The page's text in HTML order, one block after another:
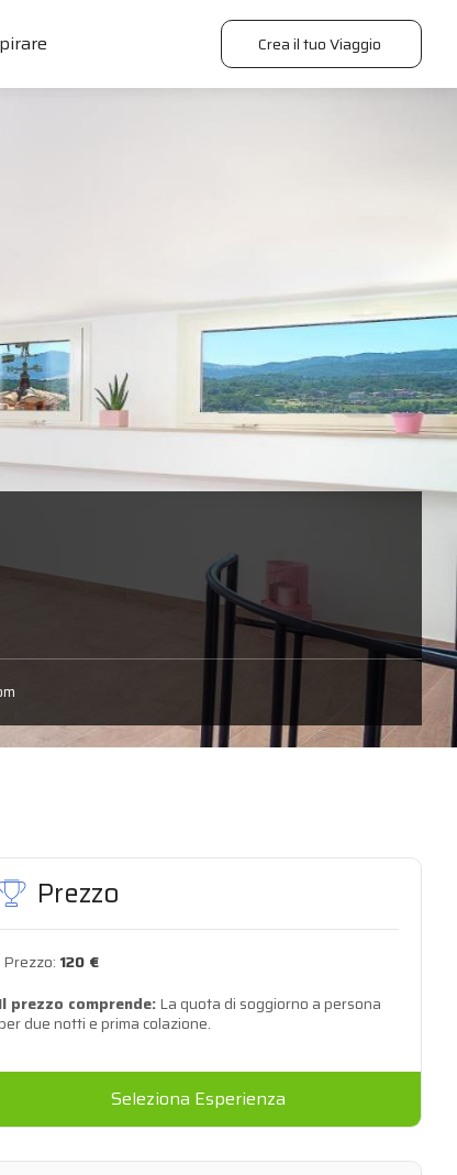
Crea il tuo Viaggio
Prezzo
Prezzo: 120 €
Il prezzo comprende:La quota di soggiorno a persona
due notti e prima colazione.
Seleziona Esperienza